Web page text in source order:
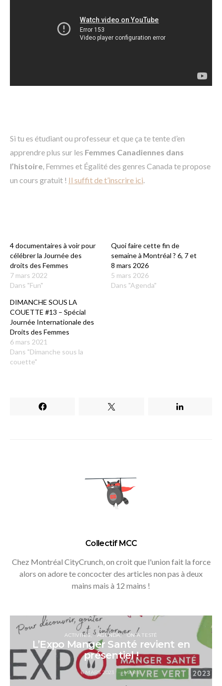
Si tu es étudiant ou professeur et que ça te tente d’en
apprendre plus sur les Femmes Canadiennes dans
l’histoire , Femmes et Égalité des genres Canada te propose
un cours gratuit ! Il suffit de t’inscrire ici
4 documentaires à voir pour
célébrer la Journée des
droits des Femmes
7 mars 2022
Dans "Fun"
Quoi faire cette fin de
semaine à Montréal ? 6, 7 et
8 mars 2026
5 mars 2026
Dans "Agenda"
DIMANCHE SOUS LA
COUETTE #13 – Spécial
Journée Internationale des
Droits des Femmes
6 mars 2021
Dans "Dimanche sous la
couette"
Collectif MCC
Chez Montréal CityCrunch, on croit que l'union fait la force
alors on adore te concocter des articles non pas à deux
mains mais à 12 mains !
ACTIVITÉS AGENDA ON A TESTÉ
L’Expo Manger Santé revient en
présentiel !
6 MARS 2023 MARIE